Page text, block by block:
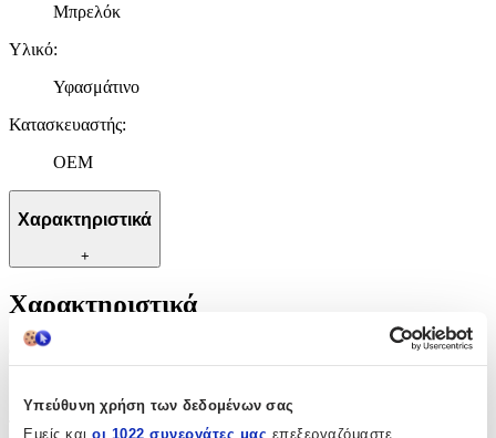
Υπεύθυνη χρήση των δεδομένων σας
Εμείς και οι 1022 συνεργάτες μας επεξεργαζόμαστε
Μπρελόκ
Υλικό:
Υφασμάτινο
Κατασκευαστής:
OEM
Χαρακτηριστικά
+
Χαρακτηριστικά
Θέμα
Τύπος: